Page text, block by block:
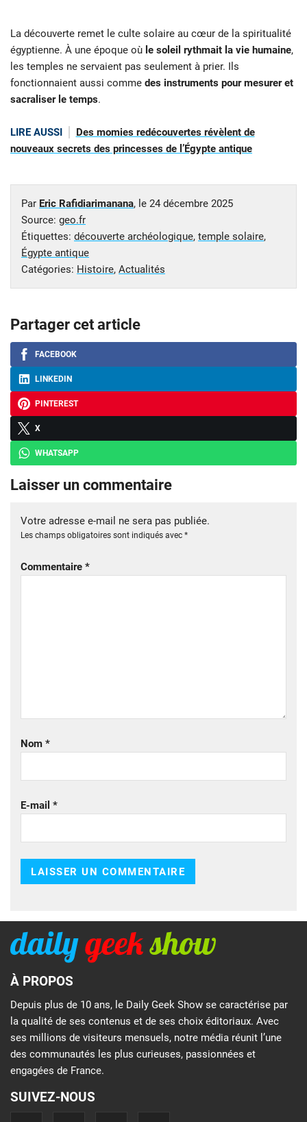
La découverte remet le culte solaire au cœur de la spiritualité
égyptienne. À une époque où le soleil rythmait la vie humaine,
les temples ne servaient pas seulement à prier. Ils
fonctionnaient aussi comme des instruments pour mesurer et
sacraliser le temps.
LIRE AUSSI
Des momies redécouvertes révèlent de
nouveaux secrets des princesses de l’Égypte antique
Par Eric Rafidiarimanana, le 24 décembre 2025
Source: geo.fr
Étiquettes: découverte archéologique, temple solaire,
Égypte antique
Catégories: Histoire, Actualités
Partager cet article
FACEBOOK
LINKEDIN
PINTEREST
X
WHATSAPP
Laisser un commentaire
Votre adresse e-mail ne sera pas publiée.
Les champs obligatoires sont indiqués avec *
Commentaire *
Nom *
E-mail *
À PROPOS
Depuis plus de 10 ans, le Daily Geek Show se caractérise par
la qualité de ses contenus et de ses choix éditoriaux. Avec
ses millions de visiteurs mensuels, notre média réunit l’une
des communautés les plus curieuses, passionnées et
engagées de France.
SUIVEZ-NOUS